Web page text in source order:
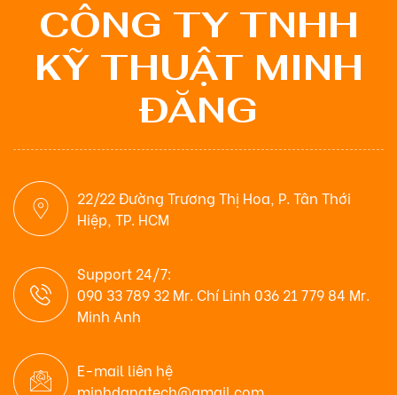
CÔNG TY TNHH
KỸ THUẬT MINH
ĐĂNG
22/22 Đường Trương Thị Hoa, P. Tân Thới
Hiệp, TP. HCM
Support 24/7:
090 33 789 32 Mr. Chí Linh 036 21 779 84 Mr.
Minh Anh
E-mail liên hệ
minhdangtech@gmail.com